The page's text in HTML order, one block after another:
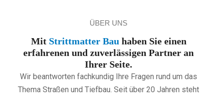
ÜBER UNS
Mit Strittmatter Bau haben Sie einen
erfahrenen und zuverlässigen Partner an
Ihrer Seite.
Wir beantworten fachkundig Ihre Fragen rund um das
Thema Straßen und Tiefbau. Seit über 20 Jahren steht